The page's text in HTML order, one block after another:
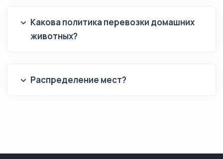
Какова политика перевозки домашних
животных?
Распределение мест?